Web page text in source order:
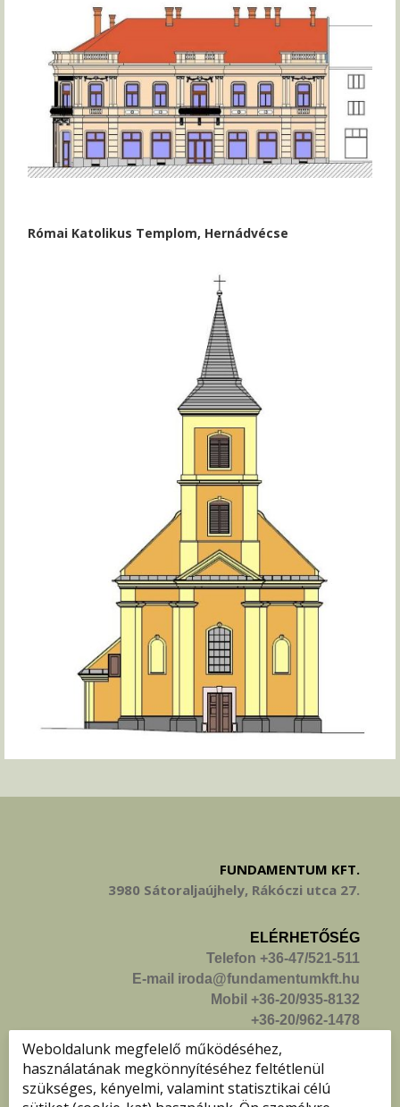
Római Katolikus Templom, Hernádvécse
FUNDAMENTUM KFT.
3980 Sátoraljaújhely, Rákóczi utca 27.
ELÉRHETŐSÉG
Telefon +36-47/521-511
E-mail iroda@fundamentumkft.hu
Mobil +36-20/935-8132
+36-20/962-1478
+36-20/215-7475
KÖVESS MINKET!
Weboldalunk megfelelő működéséhez,
használatának megkönnyítéséhez feltétlenül
szükséges, kényelmi, valamint statisztikai célú